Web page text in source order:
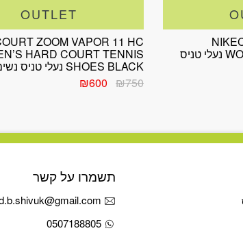
WOMENS BLACK/WHITE נעלי טניס
OUTLET
ZOOM VAPOR 11 HC
HARD COURT TENNIS
SHOES BLACK נעלי טניס נשים נייקי
₪750 המחיר₪600
תשמרו על קשר
0507188805